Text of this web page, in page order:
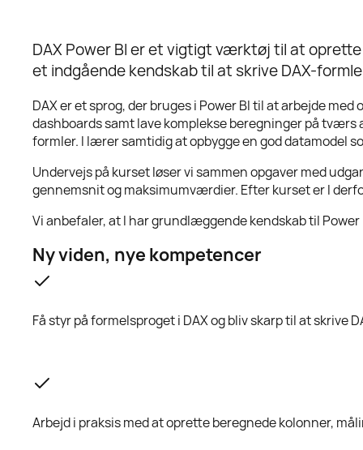
DAX Power BI er et vigtigt værktøj til at
et indgående kendskab til at skrive DAX-
DAX er et sprog, der bruges i Power BI til at arbejde
dashboards samt lave komplekse beregninger på tværs
formler. I lærer samtidig at opbygge en god datamodel
Undervejs på kurset løser vi sammen opgaver med
gennemsnit og maksimumværdier. Efter kurset er I
Vi anbefaler, at I har grundlæggende kendskab til
Ny viden, nye kompetencer
Få styr på formelsproget i DAX og bliv skarp til at skrive
Arbejd i praksis med at oprette beregnede kolonner,